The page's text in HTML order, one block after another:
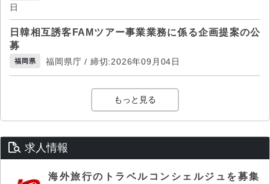
日
日韓相互誘客FAMツアー事業業務に係る企画提案の公
募
福岡県 福岡県庁 / 締切:2026年09月04日
もっと見る
求人情報
海外旅行のトラベルコンシェルジュを募集